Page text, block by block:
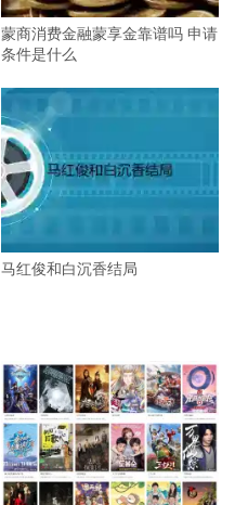
蒙商消费金融蒙享金靠谱吗 申请
条件是什么
马红俊和白沉香结局